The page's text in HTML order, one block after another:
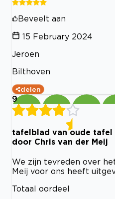
Beveelt aan
15 February 2024
Jeroen
Bilthoven
delen
9
tafelblad van oude tafel
door Chris van der Meij
We zijn tevreden over
Meij voor ons heeft
Totaal oordeel